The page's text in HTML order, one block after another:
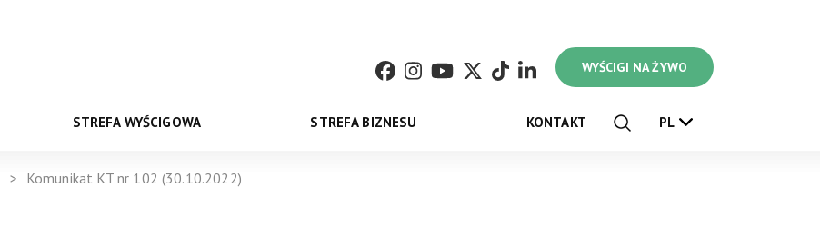
WYŚCIGI NA ŻYWO
STREFA WYŚCIGOWA STREFA BIZNESU KONTAKT PL
Komunikat KT nr 102 (30.10.2022)